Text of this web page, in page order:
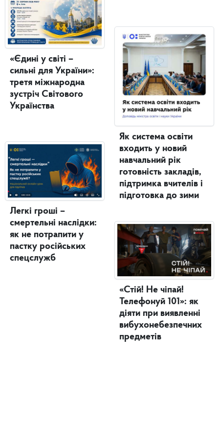
«Єдині у світі –
сильні для України»:
третя міжнародна
зустріч Світового
Українства
Легкі гроші –
смертельні наслідки:
як не потрапити у
пастку російських
спецслужб
Як система освіти
входить у новий
навчальний рік
готовність закладів,
підтримка вчителів і
підготовка до зими
«Стій! Не чіпай!
Телефонуй 101»: як
діяти при виявленні
вибухонебезпечних
предметів